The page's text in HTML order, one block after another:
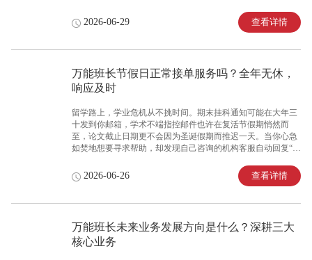
退，一条好评又可能只是“恰饭视频”。你需要的不是满屏真假
难辨的信息轰炸，而是能够帮助你做出准确判断的真实口碑参
为你做决定前必须做的功课。面对“万能班长在短视频平台口碑
如何？小红书抖音上的评价真实吗”的疑问，深耕留学服务16年
的万能班长，在各大短视频平台拥有海量学员真实反馈，好评
居多，真实案例内容丰富，曝光口碑双向向好，成为众多留学
2026-06-29 查看详情
万能班长节假日正常接单服务吗？全年无休，
响应及时
留学路上，学业危机从不挑时间。期末挂科通知可能在大年三
十发到你邮箱，学术不端指控邮件也许在复活节假期悄然而
至，论文截止日期更不会因为圣诞假期而推迟一天。当你心急
如焚地想要寻求帮助，却发现自己咨询的机构客服自动回复“放
需要的是一家真正全年无休、随时待命的机构，而不是一到节
假日就“人间蒸发”的团队。此时，了解一家机构是否能在节假
能班长节假日正常接单服务吗？周末和法定假期能不能加急处
理”的疑问，深耕留学服务16年、起源于澳洲悉尼的万能班长，
实行全年无休服务制，确保每一位留学生在任何时候都能获得
及时响应。难点解析：强调节假日服务缺失的危害与行业现状
2026-06-26 查看详情
万能班长未来业务发展方向是什么？深耕三大
核心业务